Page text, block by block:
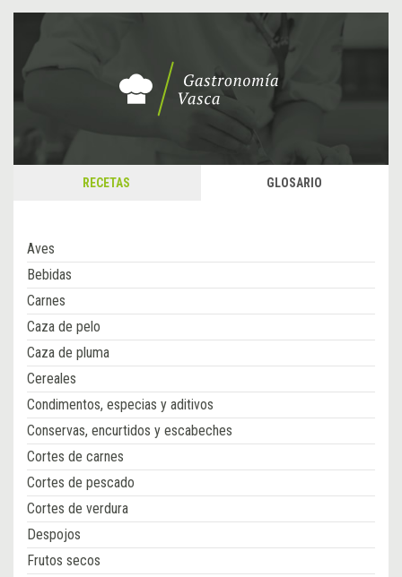
RECETAS GLOSARIO
Aves
Bebidas
Carnes
Caza de pelo
Caza de pluma
Cereales
Condimentos, especias y aditivos
Conservas, encurtidos y escabeches
Cortes de carnes
Cortes de pescado
Cortes de verdura
Despojos
Frutos secos